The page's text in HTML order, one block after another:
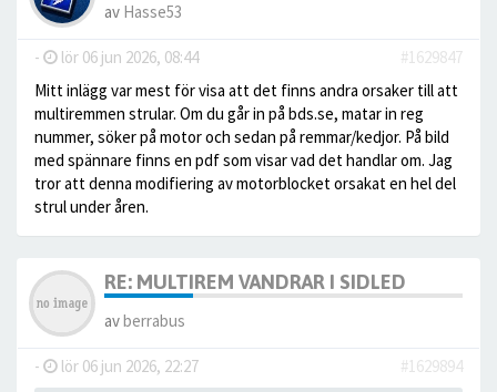
av Hasse53
- lör 06 jun 2026, 08:44
#1629847
Mitt inlägg var mest för visa att det finns andra orsaker till att
multiremmen strular. Om du går in på bds.se, matar in reg
nummer, söker på motor och sedan på remmar/kedjor. På bild
med spännare finns en pdf som visar vad det handlar om. Jag
tror att denna modifiering av motorblocket orsakat en hel del
strul under åren.
RE: MULTIREM VANDRAR I SIDLED
avberrabus
- lör 06 jun 2026, 22:27
#1629894